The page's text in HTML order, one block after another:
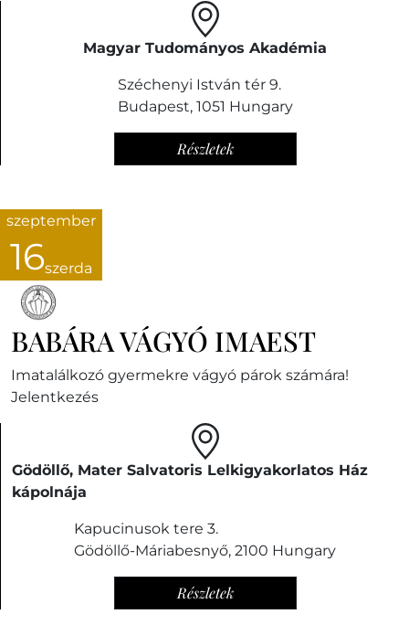
Magyar Tudományos Akadémia
Széchenyi István tér 9.
Budapest, 1051 Hungary
Részletek
szeptember
16szerda
BABÁRA VÁGYÓ IMAEST
Imatalálkozó gyermekre vágyó párok számára!
Jelentkezés
Gödöllő, Mater Salvatoris Lelkigyakorlatos Ház
kápolnája
Kapucinusok tere 3.
Gödöllő-Máriabesnyő, 2100 Hungary
Részletek